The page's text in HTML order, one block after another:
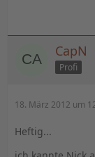
CapN
Profi
18. März 2012 um
Heftig...